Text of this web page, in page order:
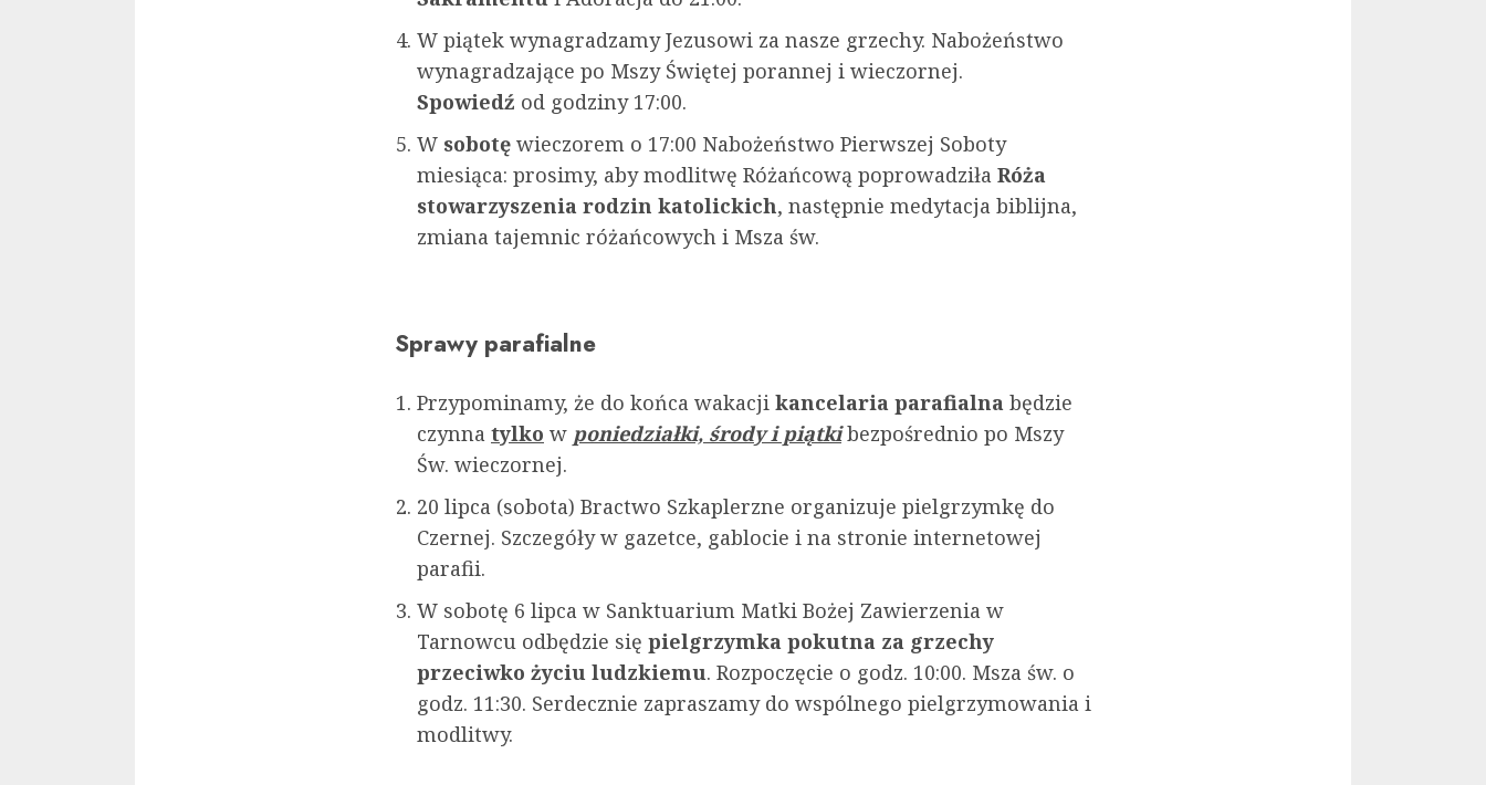
W piątek wynagradzamy Jezusowi za nasze grzechy. Nabożeństwo
wynagradzające po Mszy Świętej porannej i wieczornej.
Spowiedź od godziny 17:00.
W sobotę wieczorem o 17:00 Nabożeństwo Pierwszej Soboty
miesiąca: prosimy, aby modlitwę Różańcową poprowadziła Róża
stowarzyszenia rodzin katolickich, następnie medytacja biblijna,
zmiana tajemnic różańcowych i Msza św.
Sprawy parafialne
Przypominamy, że do końca wakacji kancelaria parafialna będzie
czynna tylko w poniedziałki, środy i piątkibezpośrednio po Mszy
Św. wieczornej.
20 lipca (sobota) Bractwo Szkaplerzne organizuje pielgrzymkę do
Czernej. Szczegóły w gazetce, gablocie i na stronie internetowej
parafii.
W sobotę 6 lipca w Sanktuarium Matki Bożej Zawierzenia w
Tarnowcu odbędzie się pielgrzymka pokutna za grzechy
przeciwko życiu ludzkiemu. Rozpoczęcie o godz. 10:00. Msza św. o
godz. 11:30. Serdecznie zapraszamy do wspólnego pielgrzymowania i
modlitwy.